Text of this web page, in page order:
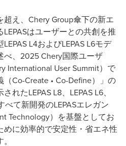
え、 Chery Group傘下の新エ
LEPASはユーザーとの共創を推
LEPAS L4およびLEPAS L6モデ
、 2025 Chery国際ユーザ
International User Summit）で
（Co-Create • Co-Define）」の
されたLEPAS L8、 LEPAS L6、
べて新開発のLEPASエレガン
Technology）を基盤としてお
めに効率的で安定性・省エネ性